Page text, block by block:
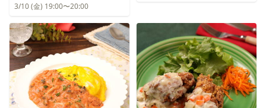
3/10 (金) 19:00〜20:00